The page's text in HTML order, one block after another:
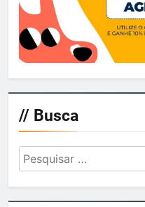
// Busca
Pesquisar
por: